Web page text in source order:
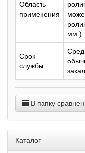
Область
применения
мм.)
Срок
службы
В папку
Каталог